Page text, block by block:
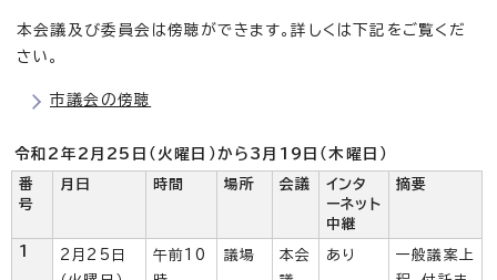
本会議及び委員会は傍聴ができます。詳しくは下記をご覧くだ
さい。
市議会の傍聴
令和2年2月25日（火曜日）から3月19日（木曜日）
番
号
月日 時間 場所 会議
インタ
ーネット
中継
摘要
1
2月25日
午前10
議場
本会
あり
一般議案上